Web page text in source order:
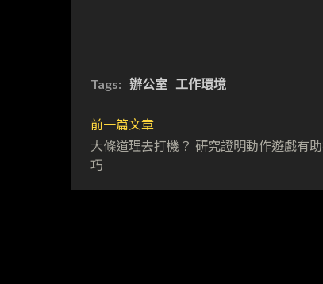
Tags: 辦公室 工作環境
前一篇文章
大條道理去打機？ 研究證明動作遊戲有
巧